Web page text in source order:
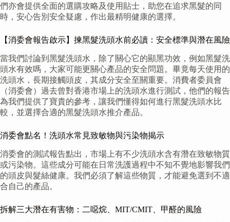
們亦會提供全面的選購攻略及使用貼士，助您在追求黑髮的同
時，安心告別安全疑慮，作出最精明健康的選擇。
【消委會報告啟示】揀黑髮洗頭水前必讀：安全標準與潛在風險
當我們討論到黑髮洗頭水，除了關心它的顯黑功效，例如黑髮洗
頭水有效嗎，大家可能更關心產品的安全問題。畢竟每天使用的
洗頭水，長期接觸頭皮，其成分安全至關重要。消費者委員會
（消委會）過去曾對香港市場上的洗頭水進行測試，他們的報告
為我們提供了寶貴的參考，讓我們懂得如何進行黑髮洗頭水比
較，並選擇合適的黑髮洗頭水推介產品。
消委會點名！洗頭水常見致敏物與污染物揭示
消委會的測試報告點出，市場上有不少洗頭水含有潛在致敏物質
或污染物。這些成分可能在日常洗護過程中不知不覺地影響我們
的頭皮與髮絲健康。我們必須了解這些物質，才能避免選到不適
合自己的產品。
拆解三大潛在有害物：二噁烷、MIT/CMIT、甲醛的風險